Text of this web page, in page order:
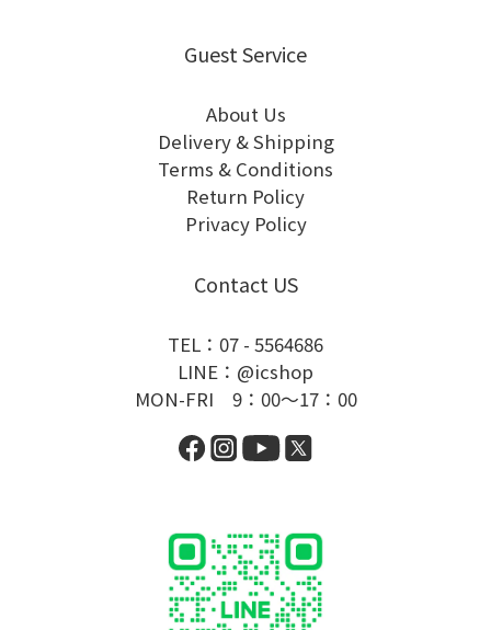
Guest Service
About Us
Delivery & Shipping
Terms & Conditions
Return Policy
Privacy Policy
Contact US
TEL：07 - 5564686
LINE：@icshop
MON-FRI 9：00～17：00